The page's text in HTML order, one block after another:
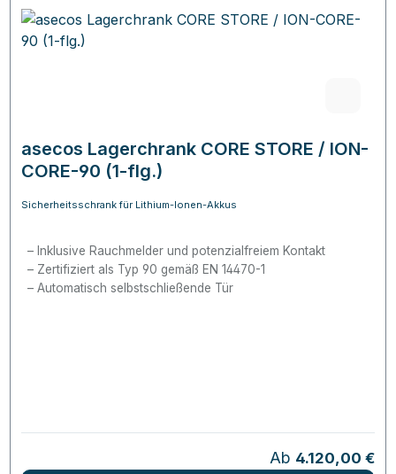
asecos Lagerchrank CORE STORE / ION-
CORE-90 (1-flg.)
Sicherheitsschrank für Lithium-Ionen-Akkus
Inklusive Rauchmelder und potenzialfreiem Kontakt
Zertifiziert als Typ 90 gemäß EN 14470-1
Automatisch selbstschließende Tür
Regulärer Preis:
Ab 4.120,00 €